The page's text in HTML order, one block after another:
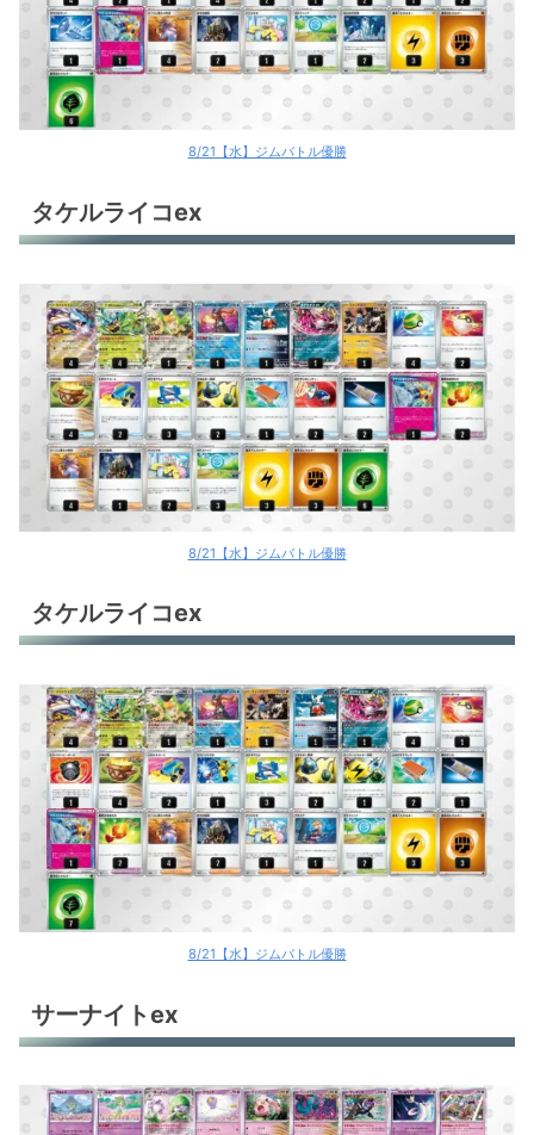
8/21【水】ジムバトル優勝
タケルライコex
8/21【水】ジムバトル優勝
タケルライコex
8/21【水】ジムバトル優勝
サーナイトex